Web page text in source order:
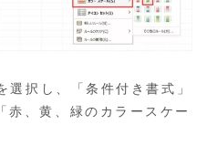
択し、「条件付き書式」
、黄、緑のカラースケー